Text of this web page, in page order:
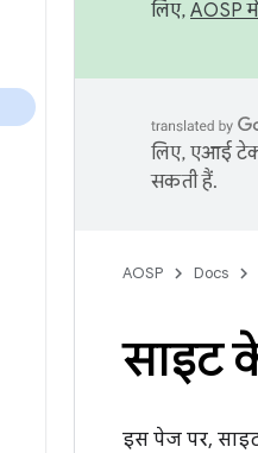
लिए, AOSP
लिए, एआई
सकती हैं.
AOSP Docs
साइट
इस पेज पर,